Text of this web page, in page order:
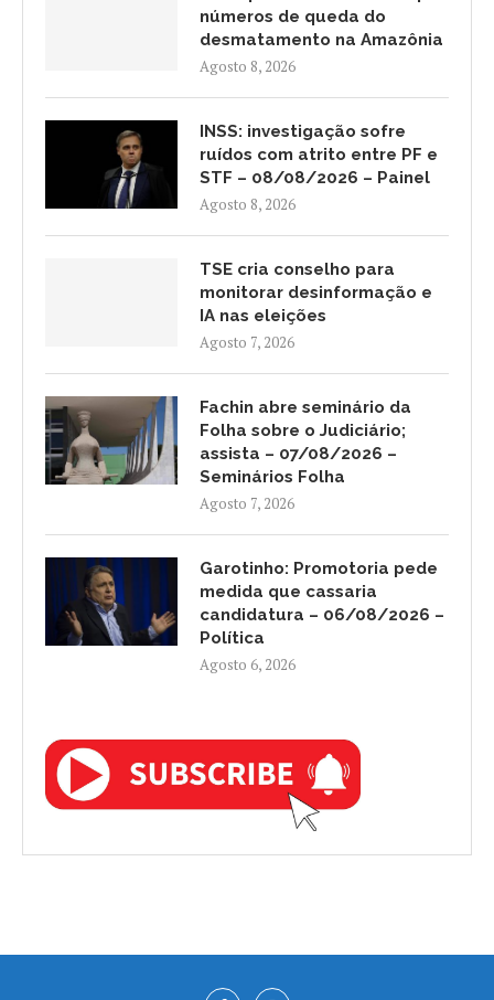
números de queda do
desmatamento na Amazônia
Agosto 8, 2026
INSS: investigação sofre
ruídos com atrito entre PF e
STF – 08/08/2026 – Painel
Agosto 8, 2026
TSE cria conselho para
monitorar desinformação e
IA nas eleições
Agosto 7, 2026
Fachin abre seminário da
Folha sobre o Judiciário;
assista – 07/08/2026 –
Seminários Folha
Agosto 7, 2026
Garotinho: Promotoria pede
medida que cassaria
candidatura – 06/08/2026 –
Política
Agosto 6, 2026